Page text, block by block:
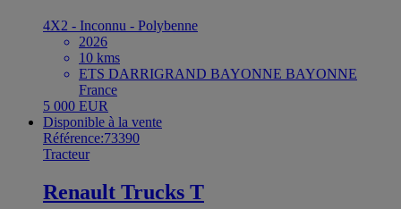
4X2 - Inconnu - Polybenne
2026
10 kms
ETS DARRIGRAND BAYONNE BAYONNE
France
5 000 EUR
Disponible à la vente
Référence:73390
Tracteur
Renault Trucks T